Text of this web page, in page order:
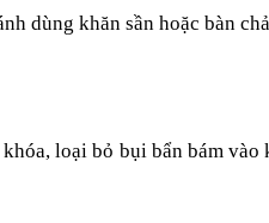
dùng khăn sần hoặc bàn
loại bỏ bụi bẩn bám vào